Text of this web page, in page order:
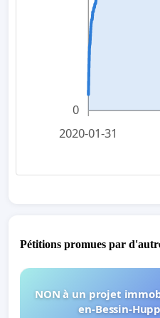
0
2020-01-31
Pétitions promues par
NON à un projet
en-Bessin-